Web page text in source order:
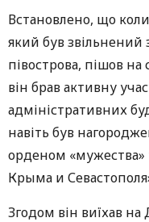
Встановлено, що
який був звільнений
півострова, пішов
він брав активну
адміністративних
навіть був
орденом «мужества»
Крыма и
Згодом він виїхав